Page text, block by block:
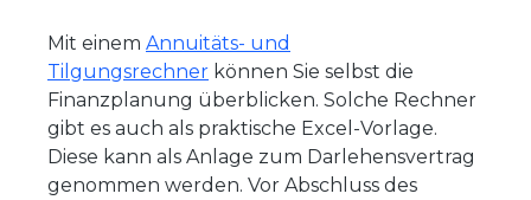
Mit einem Annuitäts- und
Tilgungsrechner können Sie selbst die
Finanzplanung überblicken. Solche Rechner
gibt es auch als praktische Excel-Vorlage.
Diese kann als Anlage zum Darlehensvertrag
genommen werden. Vor Abschluss des